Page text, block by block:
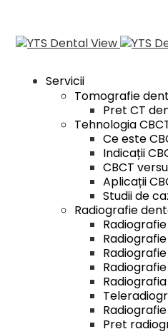
Servicii
Tomografie
Pret CT
Tehnologia
Ce este
Indicații
CBCT
Aplicații
Studii de
Radiografie
Pret